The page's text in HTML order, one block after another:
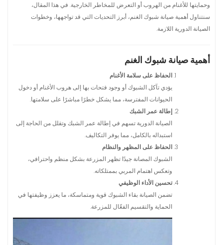
وحمايتها للأغنام من الهروب أو التعرض للمخاطر الخارجية. في هذا المقال،
سنتناول أهمية صيانة شبوك الغنم، أبرز التحديات التي قد تواجهها، وخطوات
الصيانة الدورية اللازمة.
أهمية صيانة شبوك الغنم
الحفاظ على سلامة الأغنام
يؤدي تآكل الشبوك أو وجود فتحات بها إلى هروب الأغنام أو دخول
الحيوانات المفترسة، مما يشكل خطرًا مباشرًا على سلامتها.
إطالة عمر الشبك
الصيانة الدورية تسهم في إطالة عمر الشبك وتقلل من الحاجة إلى
استبداله بالكامل، مما يوفر التكاليف.
الحفاظ على المظهر والنظام
الشبوك المصانة جيدًا تظهر المزرعة بشكل منظم واحترافي،
وتعكس اهتمام المربي بممتلكاته.
تحسين الأداء الوظيفي
تضمن الصيانة بقاء الشبوك قوية ومتماسكة، ما يعزز وظيفتها في
الحماية والتقسيم الفعّال للمزرعة.